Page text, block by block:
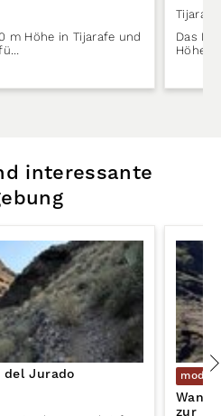
m Höhe in Tijarafe und
Tijarafe
Das
Höhe
interessante
del Jurado
zur